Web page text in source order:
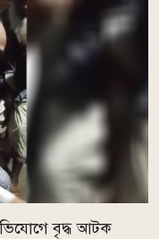
বৃদ্ধ আটক